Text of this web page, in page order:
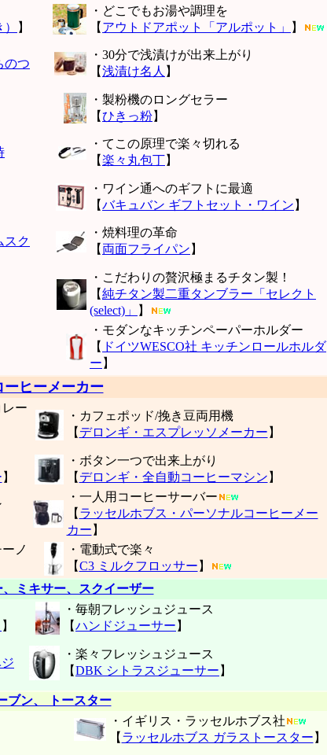
】
・どこでもお湯や調理を
【 アウトドアポット「アルポット」
】
のつ
・30分で浅漬けが出来上がり
【浅漬け名人 】
・製粉機のロングセラー
【ひきっ粉】
・てこの原理で楽々切れる
【楽々丸包丁】
・ワイン通へのギフトに最適
【バキュバン ギフトセット・ワイン 】
スク
・焼料理の革命
【 両面フライパン 】
・こだわりの贅沢極まるチタン製！
【純チタン製二重タンブラー「セレクト
(select)」
】
・モダンなキッチンペーパーホルダー
【 ドイツWESCO社 キッチンロールホルダ
ー 】
ーヒーメーカー
ー
・カフェポッド/挽き豆両用機
【 デロンギ・エスプレッソメーカー 】
】
・ボタン一つで出来上がり
【 デロンギ・全自動コーヒーマシン 】
・一人用コーヒーサーバー
【 ラッセルホブス・パーソナルコーヒーメー
カー 】
ノ
・電動式で楽々
【C3 ミルクフロッサー 】
、ミキサー、スクイーザー
】
・毎朝フレッシュジュース
【ハンドジューサー 】
・楽々フレッシュジュース
【DBK シトラスジューサー 】
ブン、 トースター
・イギリス・ラッセルホブス社
【 ラッセルホブス ガラストースター 】